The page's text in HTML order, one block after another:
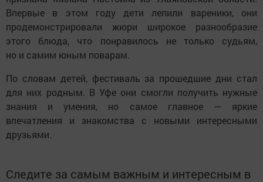
Впервые в этом году дети лепили вареники, они
продемонстрировали жюри широкое разнообразие
этого блюда, что понравилось не только судьям,
но и самим юным поварам.
По словам детей, фестиваль за прошедшие дни стал
для них родным. В Уфе они смогли получить нужные
знания и умения, но самое главное — яркие
впечатления и знакомства с новыми интересными
друзьями.
Следите за самым важным и интересным в